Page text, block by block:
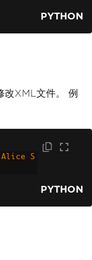
PYTHON
改XML文件。 例
S
PYTHON